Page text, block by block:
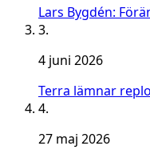
Lars Bygdén:
3.
4 juni 2026
Terra lämnar
4.
27 maj 2026